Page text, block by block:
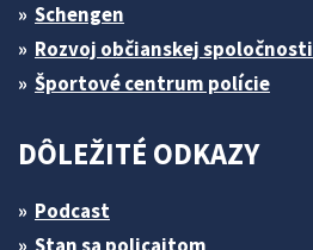
Schengen
Rozvoj občianskej spoločnosti
Športové centrum polície
DÔLEŽITÉ ODKAZY
Podcast